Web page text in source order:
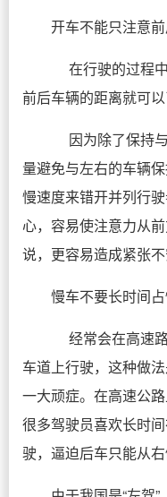
开车不能只注意
在行驶的过程
前后车辆的距离就可
因为除了保持
量避免与左右的车辆
慢速度来错开并列行
心，容易使注意力从
说，更容易造成紧张不
慢车不要长时间
经常会在高速
车道上行驶，这种做
一大顽症。在高速公
很多驾驶员喜欢长时
驶，逼迫后车只能从右